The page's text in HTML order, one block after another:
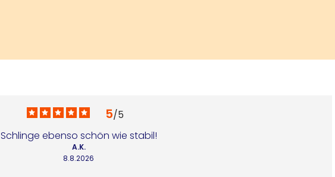
5/5
Schlinge ebenso schön wie stabil!
8.8.2026
A.K.